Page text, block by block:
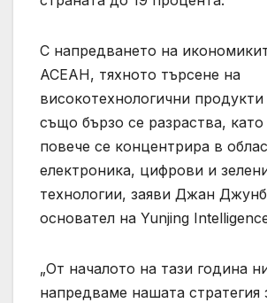
С напредването на
АСЕАН, тяхното търсене на
високотехнологични
също бързо се разраства,
повече се концентрира в
електроника, цифрови и
технологии, заяви Джан
основател на Yunjing
„От началото на тази година
напредваме нашата стратегия